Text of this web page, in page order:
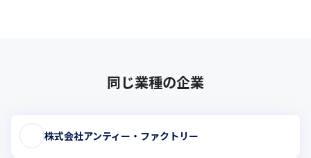
同じ業種の企業
株式会社アンティー・ファクトリー